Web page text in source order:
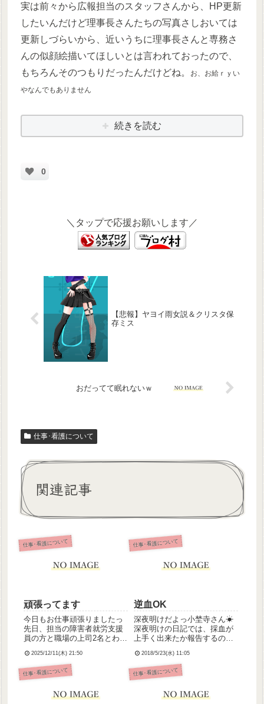
実は前々から広報担当のスタッフさんから、HP更新
したいんだけど理事長さんたちの写真さしおいては
更新しづらいから、近いうちに理事長さんと専務さ
んの似顔絵描いてほしいとは言われておったので、
もちろんそのつもりだったんだけどね。
お、お給ｒｙい
やなんでもありません
続きを読む
0
＼タップで応援お願いします／
【悲報】ヤヨイ雨女説＆クリスタ保
存ミス
おだってて眠れないｗ
仕事･看護について
関連記事
仕事･看護について
頑張ってます
今日もお仕事頑張りましたっ
先日、担当の障害者就労支援
員の方と職場の上司2名とわた
仕事前向きに、できることも
増えてきたから1月より勤務時
間を1時間延長(4時間勤務)す
を主治医にも報告、婦人...
2025/12/11(木) 21:50
仕事･看護について
逆血OK
深夜明けだよっ小埜寺さん☀
深夜明けの日記では、採血が
上手く出来たか報告するのが
は…？？………今日は、2人中
２人成功、です！前回の反省
を活かし、ちゃんと両腕を視
た。採血あんまり得意じゃな
2018/5/23(水) 11:05
仕事･看護について 仕事･看護について